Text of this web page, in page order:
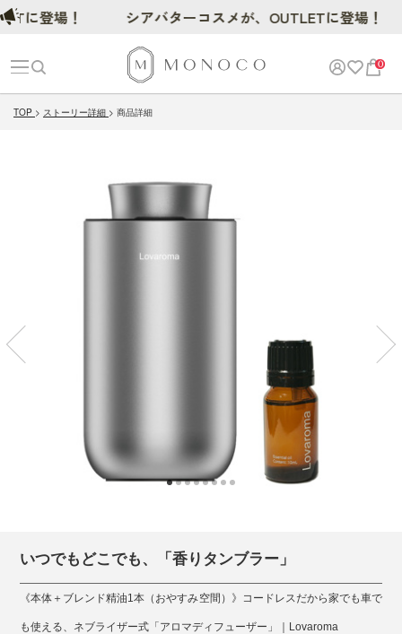
0
TOP ストーリー詳細 商品詳細
いつでもどこでも、「香りタンブラー」
《本体＋ブレンド精油1本（おやすみ空間）》コードレスだから家でも車で
も使える、ネブライザー式「アロマディフューザー」｜Lovaroma
場！ シアバターコスメが、OUTLETに登場！